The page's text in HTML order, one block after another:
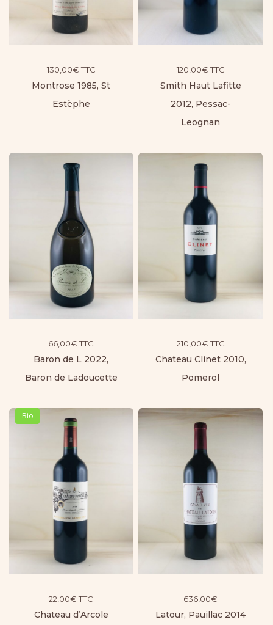
130,00€ TTC
Montrose 1985, St
Estèphe
120,00€ TTC
Smith Haut Lafitte
2012, Pessac-
Leognan
66,00€ TTC
Baron de L 2022,
Baron de Ladoucette
210,00€ TTC
Chateau Clinet 2010,
Pomerol
Bio
22,00€ TTC
Chateau d’Arcole
636,00€
Latour, Pauillac 2014